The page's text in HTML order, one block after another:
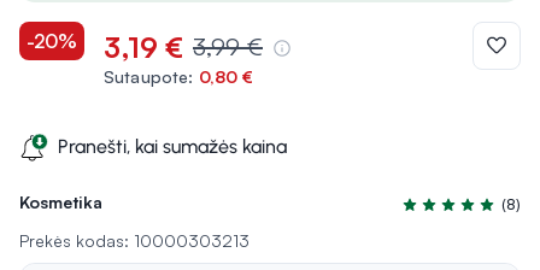
Kosmetika
Įvertinimas 4.9
(8)
Prekės kodas: 10000303213
-20% 3,19 € 3,99 €
Sutaupote: 0,80 €
Pranešti, kai sumažės kaina